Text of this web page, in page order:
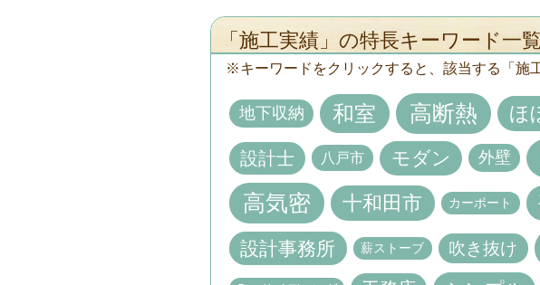
「施工実績」の特長キーワード一覧
キーワードをクリックすると、該当する「施
地下収納 和室 高断熱 ほ
設計士 八戸市 モダン 外壁
高気密 十和田市 カーポート
設計事務所 薪ストーブ 吹き抜け